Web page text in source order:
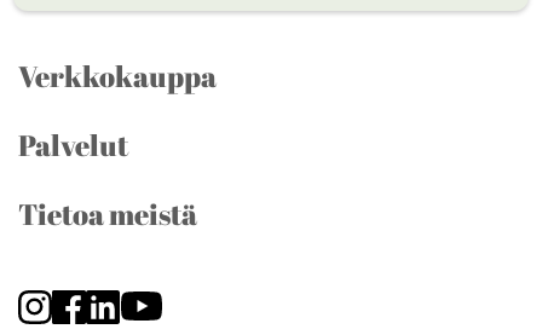
Verkkokauppa
Palvelut
Tietoa meistä